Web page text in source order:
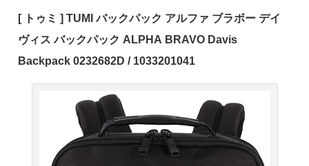
[ トゥミ ] TUMI バックパック アルファ ブラボー デイ
ヴィス バックパック ALPHA BRAVO Davis
Backpack 0232682D / 1033201041